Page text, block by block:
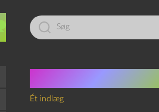
Led
efter:
Ét indlæg